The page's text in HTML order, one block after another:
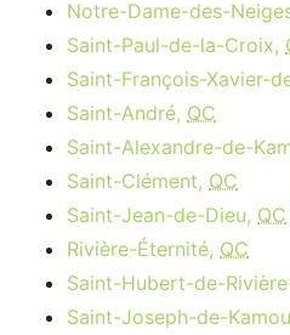
Notre-Dame-des-
Saint-Paul-de-la-Croix,
Saint-François-Xavier-
Saint-André, QC
Saint-Alexandre-de-
Saint-Clément, QC
Saint-Jean-de-Dieu, QC
Rivière-Éternité, QC
Saint-Hubert-de-
Saint-Joseph-de-